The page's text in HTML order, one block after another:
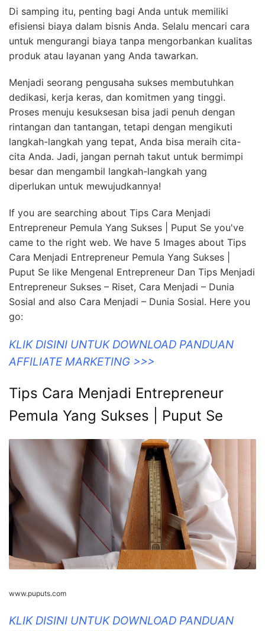
Di samping itu, penting bagi Anda untuk memiliki
efisiensi biaya dalam bisnis Anda. Selalu mencari cara
untuk mengurangi biaya tanpa mengorbankan kualitas
produk atau layanan yang Anda tawarkan.
Menjadi seorang pengusaha sukses membutuhkan
dedikasi, kerja keras, dan komitmen yang tinggi.
Proses menuju kesuksesan bisa jadi penuh dengan
rintangan dan tantangan, tetapi dengan mengikuti
langkah-langkah yang tepat, Anda bisa meraih cita-
cita Anda. Jadi, jangan pernah takut untuk bermimpi
besar dan mengambil langkah-langkah yang
diperlukan untuk mewujudkannya!
If you are searching about Tips Cara Menjadi
Entrepreneur Pemula Yang Sukses | Puput Se you've
came to the right web. We have 5 Images about Tips
Cara Menjadi Entrepreneur Pemula Yang Sukses |
Puput Se like Mengenal Entrepreneur Dan Tips Menjadi
Entrepreneur Sukses – Riset, Cara Menjadi – Dunia
Sosial and also Cara Menjadi – Dunia Sosial. Here you
go:
KLIK DISINI UNTUK DOWNLOAD PANDUAN
AFFILIATE MARKETING >>>
Tips Cara Menjadi Entrepreneur
Pemula Yang Sukses | Puput Se
www.puputs.com
KLIK DISINI UNTUK DOWNLOAD PANDUAN